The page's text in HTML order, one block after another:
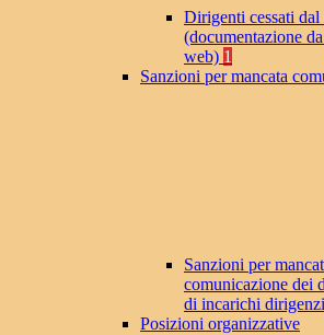
Dirigenti cessati
(documentazione
web) 1
Sanzioni per mancata
Sanzioni per
comunicazione dei
di incarichi
Posizioni organizzative